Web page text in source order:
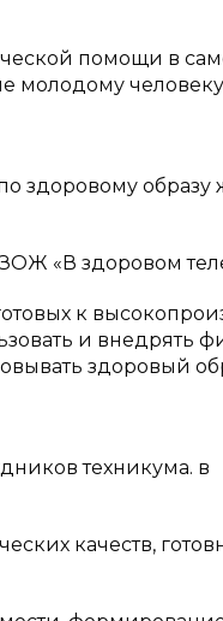
помощи в
молодому
образу
«В здоровом
к
и внедрять
здоровый
техникума. в
качеств,